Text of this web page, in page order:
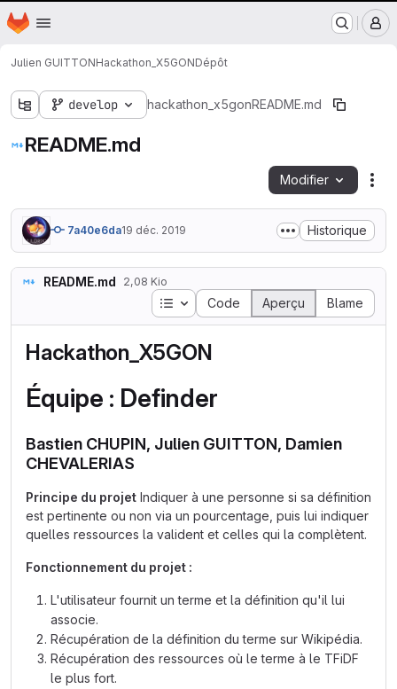
Passer au contenu principal
Page d'accueil
Julien GUITTONHackathon_X5GONDépôt
develop hackathon_x5gonREADME.md
README.md
Modifier
7a40e6da19 déc. 2019 Historique
README.md 2,08 Kio
Table des matières
Code Aperçu Blame
Hackathon_X5GON
Équipe : Definder
Bastien CHUPIN, Julien GUITTON, Damien
CHEVALERIAS
Principe du projet Indiquer à une personne si sa définition
est pertinente ou non via un pourcentage, puis lui indiquer
quelles ressources la valident et celles qui la complètent.
Fonctionnement du projet :
L'utilisateur fournit un terme et la définition qu'il lui
associe.
Récupération de la définition du terme sur Wikipédia.
Récupération des ressources où le terme à le TFiDF
le plus fort.